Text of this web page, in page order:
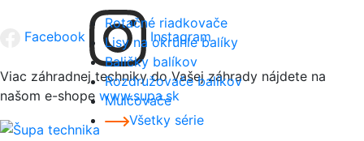
Rotačné riadkovače
Lisy na okrúhle balíky
Baličky balíkov
Rozdružovače balíkov
Mulčovače
Všetky série
Facebook Instagram
Viac záhradnej techniky do Vašej záhrady nájdete na
našom e-shope www.supa.sk